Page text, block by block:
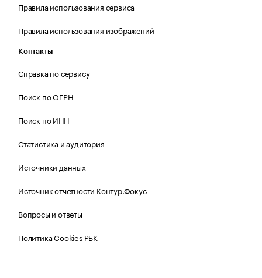
Правила использования сервиса
Правила использования изображений
Контакты
Справка по сервису
Поиск по ОГРН
Поиск по ИНН
Статистика и аудитория
Источники данных
Источник отчетности Контур.Фокус
Вопросы и ответы
Политика Cookies РБК